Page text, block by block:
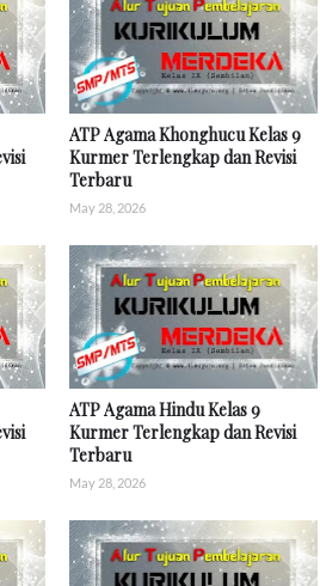
ATP Agama Khonghucu Kelas 9
Kurmer Terlengkap dan Revisi
Terbaru
May 28, 2026
ATP Agama Hindu Kelas 9
Kurmer Terlengkap dan Revisi
Terbaru
May 28, 2026